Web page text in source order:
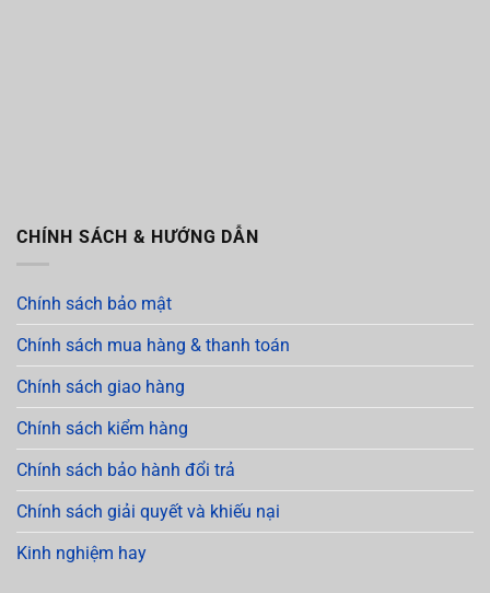
CHÍNH SÁCH & HƯỚNG DẪN
Chính sách bảo mật
Chính sách mua hàng & thanh toán
Chính sách giao hàng
Chính sách kiểm hàng
Chính sách bảo hành đổi trả
Chính sách giải quyết và khiếu nại
Kinh nghiệm hay